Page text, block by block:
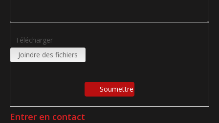
Télécharger
Joindre des fichiers
Soumettre
Entrer en contact